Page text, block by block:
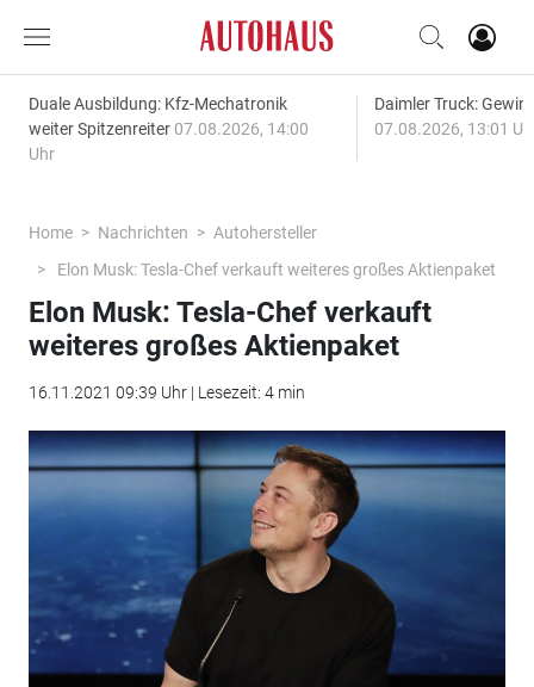
Duale Ausbildung: Kfz-Mechatronik
weiter Spitzenreiter 07.08.2026, 14:00
Uhr
Daimler Truck:
07.08.2026, 13:01
Home Nachrichten
Autohersteller
Elon Musk: Tesla-Chef verkauft weiteres großes Aktienpaket
Elon Musk: Tesla-Chef verkauft
weiteres großes Aktienpaket
16.11.2021 09:39 Uhr | Lesezeit: 4 min